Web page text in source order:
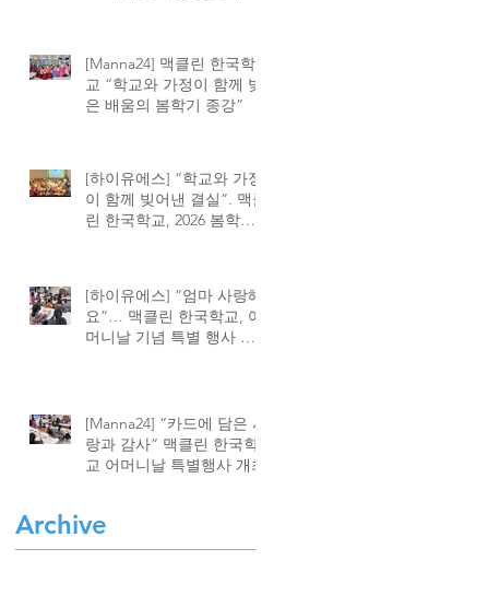
[Manna24] 맥클린 한국학
교 “학교와 가정이 함께 빚
은 배움의 봄학기 종강”
[하이유에스] “학교와 가정
이 함께 빚어낸 결실”. 맥클
린 한국학교, 2026 봄학기
[하이유에스] “엄마 사랑해
요”… 맥클린 한국학교, 어
머니날 기념 특별 행사 가
[Manna24] “카드에 담은 사
랑과 감사” 맥클린 한국학
교 어머니날 특별행사 개최
Archive